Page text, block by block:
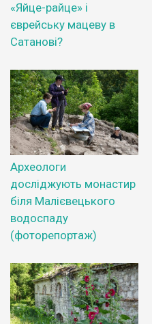
«Яйце-райце» і
єврейську мацеву в
Сатанові?
Археологи
досліджують монастир
біля Малієвецького
водоспаду
(фоторепортаж)